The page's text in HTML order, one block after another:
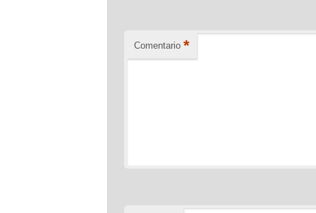
Comentario *